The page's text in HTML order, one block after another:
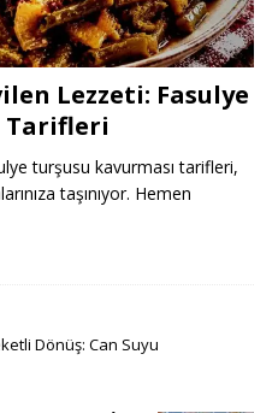
Lezzeti: Fasulye
Tarifleri
turşusu kavurması tarifleri,
taşınıyor. Hemen
Dönüş: Can Suyu